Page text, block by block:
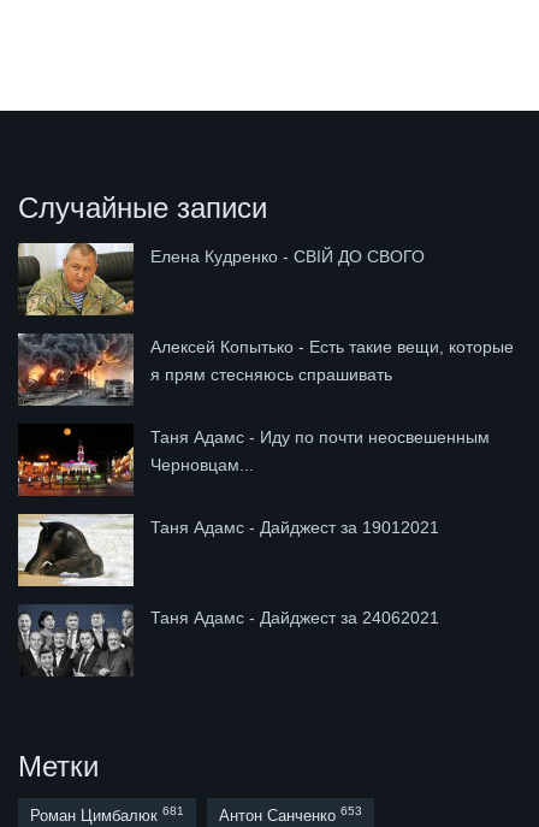
Случайные записи
Елена Кудренко - СВІЙ ДО СВОГО
Алексей Копытько - Есть такие вещи, которые
я прям стесняюсь спрашивать
Таня Адамс - Иду по почти неосвешенным
Черновцам...
Таня Адамс - Дайджест за 19012021
Таня Адамс - Дайджест за 24062021
Метки
Роман Цимбалюк 681 Антон Санченко 653